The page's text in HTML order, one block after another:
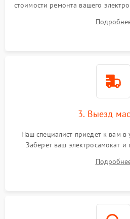
стоимости ремонта вашего
3. Выезд
Наш специалист приедет к вам в
Заберет ваш электросамокат и